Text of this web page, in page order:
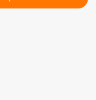
Castellana >